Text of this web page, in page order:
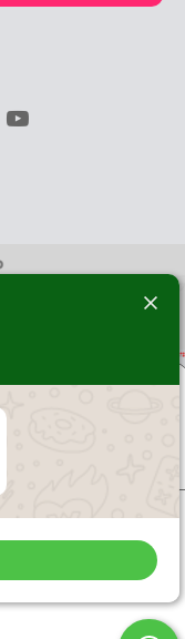
youtube